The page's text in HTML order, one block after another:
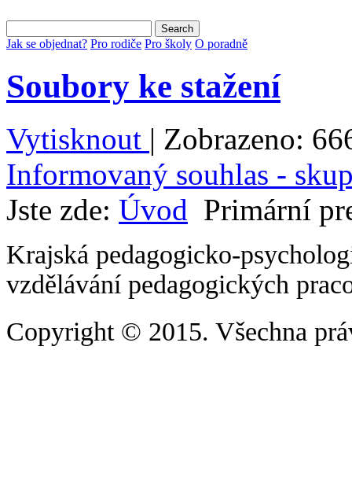
Jak se objednat? Pro rodiče Pro školy O poradně
Soubory ke stažení
Vytisknout | Zobrazeno:
Informovaný souhlas -
Jste zde: Úvod Primární
Krajská pedagogicko-
vzdělávání pedagogických
Copyright © 2015. Všechna